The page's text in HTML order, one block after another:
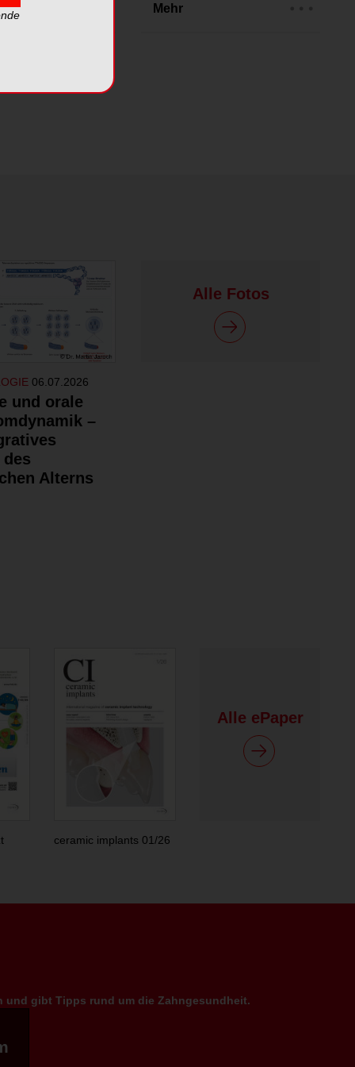
Mehr
06.07.2026
und orale
–
des
Alterns
Alle Fotos
ceramic implants 01/26
Alle ePaper
und gibt Tipps rund um die Zahngesundheit.